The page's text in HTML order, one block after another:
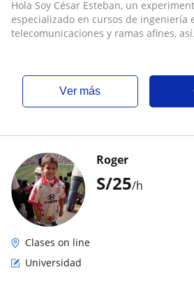
Hola Soy César Esteban, un
especializado en cursos de ingeniería
telecomunicaciones y ramas afines,
ver más
S/25/h
Roger
Clases on line
Universidad